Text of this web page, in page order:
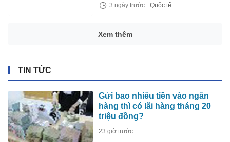
3 ngày trước Quốc tế
Xem thêm
TIN TỨC
Gửi bao nhiêu tiền vào ngân
hàng thì có lãi hàng tháng 20
triệu đồng?
23 giờ trước